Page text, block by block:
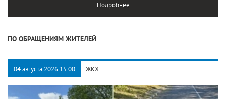
Подробнее
ПО ОБРАЩЕНИЯМ ЖИТЕЛЕЙ
04 августа 2026 15:00 ЖКХ